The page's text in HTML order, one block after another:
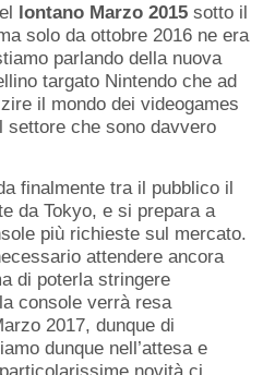
lontano Marzo 2015 sotto il
solo da ottobre 2016 ne era
parlando della nuova
targato Nintendo che ad
il mondo dei videogames
settore che sono davvero
finalmente tra il pubblico il
da Tokyo, e si prepara a
più richieste sul mercato.
attendere ancora
di poterla stringere
console verrà resa
2017, dunque di
dunque nell’attesa e